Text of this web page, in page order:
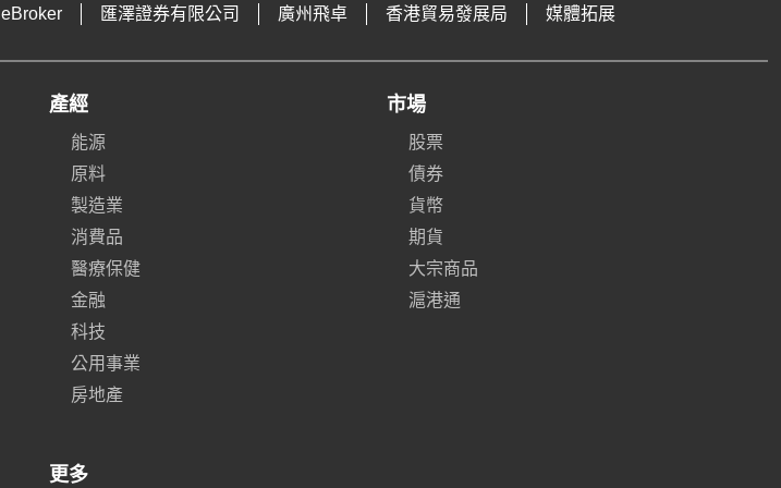
eBroker 匯澤證券有限公司 廣州飛卓 香港貿易發展局 媒體拓展
產經
能源
原料
製造業
消費品
醫療保健
金融
科技
公用事業
房地產
市場
股票
債券
貨幣
期貨
大宗商品
滬港通
更多